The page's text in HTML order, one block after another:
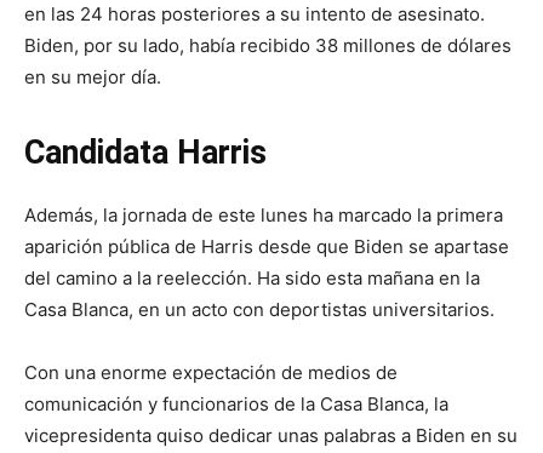
en las 24 horas posteriores a su intento de asesinato.
Biden, por su lado, había recibido 38 millones de dólares
en su mejor día.
Candidata Harris
Además, la jornada de este lunes ha marcado la primera
aparición pública de Harris desde que Biden se apartase
del camino a la reelección. Ha sido esta mañana en la
Casa Blanca, en un acto con deportistas universitarios.
Con una enorme expectación de medios de
comunicación y funcionarios de la Casa Blanca, la
vicepresidenta quiso dedicar unas palabras a Biden en su